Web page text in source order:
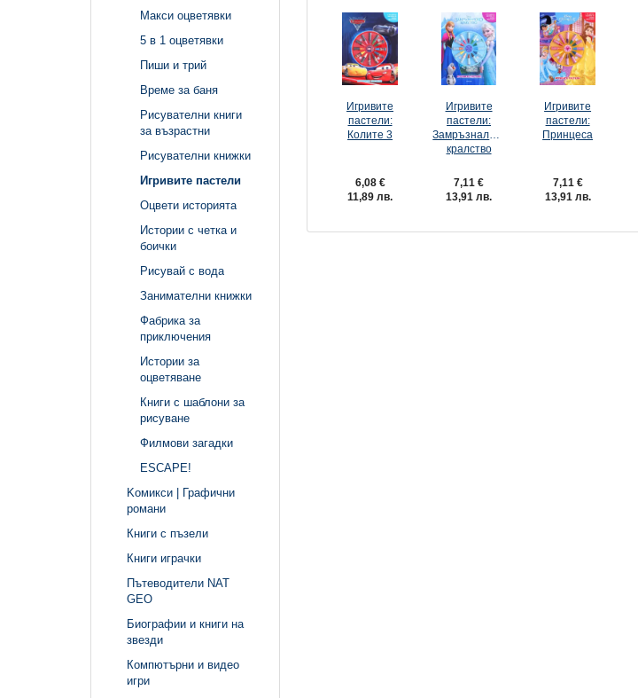
Макси оцветявки
5 в 1 оцветявки
Пиши и трий
Време за баня
Рисувателни книги
за възрастни
Рисувателни книжки
Игривите пастели
Оцвети историята
Истории с четка и
боички
Рисувай с вода
Занимателни книжки
Фабрика за
приключения
Истории за
оцветяване
Книги с шаблони за
рисуване
Филмови загадки
ЕSCAPE!
Kомикси | Графични
романи
Книги с пъзели
Книги играчки
Пътеводители NAT
GEO
Биографии и книги на
звезди
Компютърни и видео
игри
Игривите
пастели:
Колите 3
6,08 €
11,89 лв.
Игривите
пастели:
Замръзналото
кралство
7,11 €
13,91 лв.
Игривите
пастели:
Принцеса
7,11 €
13,91 лв.